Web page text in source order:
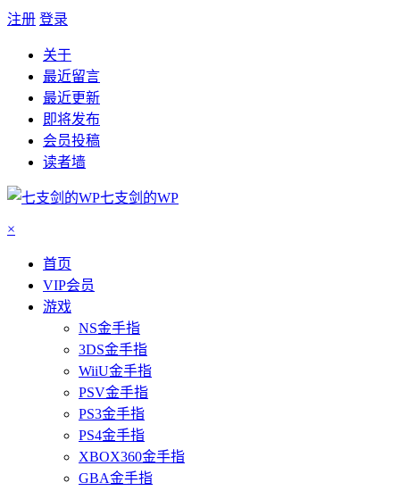
注册 登录
关于
最近留言
最近更新
即将发布
会员投稿
读者墙
七支剑的WP
×
首页
VIP会员
游戏
NS金手指
3DS金手指
WiiU金手指
PSV金手指
PS3金手指
PS4金手指
XBOX360金手指
GBA金手指